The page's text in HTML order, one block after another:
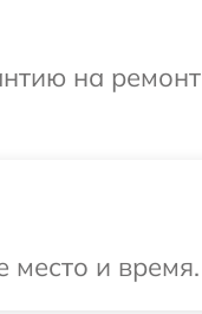
на ремонт
место и время.